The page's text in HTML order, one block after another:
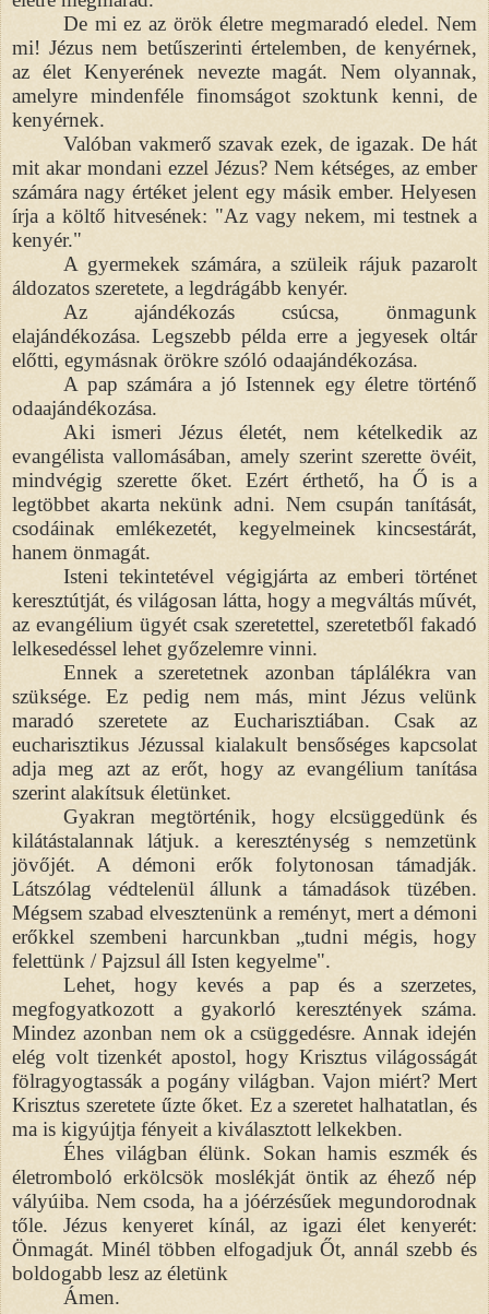
De mi ez az örök életre megmaradó eledel. Nem
mi! Jézus nem betűszerinti értelemben, de kenyérnek,
az élet Kenyerének nevezte magát. Nem olyannak,
amelyre mindenféle finomságot szoktunk kenni, de
kenyérnek.
Valóban vakmerő szavak ezek, de igazak. De hát
mit akar mondani ezzel Jézus? Nem kétséges, az ember
számára nagy értéket jelent egy másik ember. Helyesen
írja a költő hitvesének: "Az vagy nekem, mi testnek a
kenyér."
A gyermekek számára, a szüleik rájuk pazarolt
áldozatos szeretete, a legdrágább kenyér.
Az ajándékozás csúcsa, önmagunk
elajándékozása. Legszebb példa erre a jegyesek oltár
előtti, egymásnak örökre szóló odaajándékozása.
A pap számára a jó Istennek egy életre történő
odaajándékozása.
Aki ismeri Jézus életét, nem kételkedik az
evangélista vallomásában, amely szerint szerette övéit,
mindvégig szerette őket. Ezért érthető, ha Ő is a
legtöbbet akarta nekünk adni. Nem csupán tanítását,
csodáinak emlékezetét, kegyelmeinek kincsestárát,
hanem önmagát.
Isteni tekintetével végigjárta az emberi történet
keresztútját, és világosan látta, hogy a megváltás művét,
az evangélium ügyét csak szeretettel, szeretetből fakadó
lelkesedéssel lehet győzelemre vinni.
Ennek a szeretetnek azonban táplálékra van
szüksége. Ez pedig nem más, mint Jézus velünk
maradó szeretete az Eucharisztiában. Csak az
eucharisztikus Jézussal kialakult bensőséges kapcsolat
adja meg azt az erőt, hogy az evangélium tanítása
szerint alakítsuk életünket.
Gyakran megtörténik, hogy elcsüggedünk és
kilátástalannak látjuk. a kereszténység s nemzetünk
jövőjét. A démoni erők folytonosan támadják.
Látszólag védtelenül állunk a támadások tüzében.
Mégsem szabad elvesztenünk a reményt, mert a démoni
erőkkel szembeni harcunkban „tudni mégis, hogy
felettünk / Pajzsul áll Isten kegyelme".
Lehet, hogy kevés a pap és a szerzetes,
megfogyatkozott a gyakorló keresztények száma.
Mindez azonban nem ok a csüggedésre. Annak idején
elég volt tizenkét apostol, hogy Krisztus világosságát
fölragyogtassák a pogány világban. Vajon miért? Mert
Krisztus szeretete űzte őket. Ez a szeretet halhatatlan, és
ma is kigyújtja fényeit a kiválasztott lelkekben.
Éhes világban élünk. Sokan hamis eszmék és
életromboló erkölcsök moslékját öntik az éhező nép
vályúiba. Nem csoda, ha a jóérzésűek megundorodnak
tőle. Jézus kenyeret kínál, az igazi élet kenyerét:
Önmagát. Minél többen elfogadjuk Őt, annál szebb és
boldogabb lesz az életünk
Ámen.